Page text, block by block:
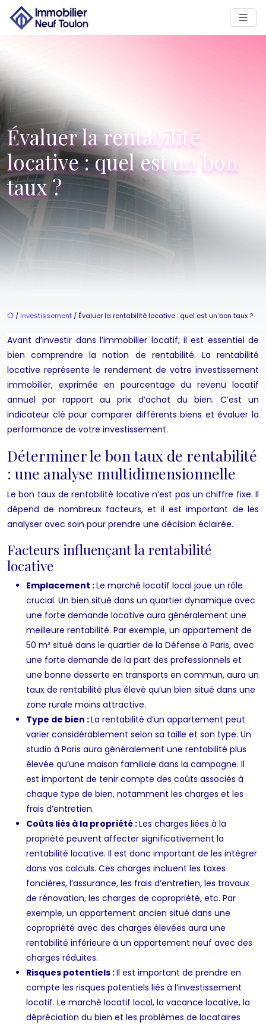
Évaluer la rentabilité
locative : quel est un bon
taux ?
/ Investissement / Évaluer la rentabilité locative : quel est un bon taux ?
Avant d’investir dans l’immobilier locatif, il est essentiel de
bien comprendre la notion de rentabilité. La rentabilité
locative représente le rendement de votre investissement
immobilier, exprimée en pourcentage du revenu locatif
annuel par rapport au prix d’achat du bien. C’est un
indicateur clé pour comparer différents biens et évaluer la
performance de votre investissement.
Déterminer le bon taux de rentabilité
: une analyse multidimensionnelle
Le bon taux de rentabilité locative n’est pas un chiffre fixe. Il
dépend de nombreux facteurs, et il est important de les
analyser avec soin pour prendre une décision éclairée.
Facteurs influençant la rentabilité
locative
Emplacement :Le marché locatif local joue un rôle
crucial. Un bien situé dans un quartier dynamique avec
une forte demande locative aura généralement une
meilleure rentabilité. Par exemple, un appartement de
50 m² situé dans le quartier de la Défense à Paris, avec
une forte demande de la part des professionnels et
une bonne desserte en transports en commun, aura un
taux de rentabilité plus élevé qu’un bien situé dans une
zone rurale moins attractive.
Type de bien :La rentabilité d’un appartement peut
varier considérablement selon sa taille et son type. Un
studio à Paris aura généralement une rentabilité plus
élevée qu’une maison familiale dans la campagne. Il
est important de tenir compte des coûts associés à
chaque type de bien, notamment les charges et les
frais d’entretien.
Coûts liés à la propriété :Les charges liées à la
propriété peuvent affecter significativement la
rentabilité locative. Il est donc important de les intégrer
dans vos calculs. Ces charges incluent les taxes
foncières, l’assurance, les frais d’entretien, les travaux
de rénovation, les charges de copropriété, etc. Par
exemple, un appartement ancien situé dans une
copropriété avec des charges élevées aura une
rentabilité inférieure à un appartement neuf avec des
charges réduites.
Risques potentiels :Il est important de prendre en
compte les risques potentiels liés à l’investissement
locatif. Le marché locatif local, la vacance locative, la
dépréciation du bien et les problèmes de locataires